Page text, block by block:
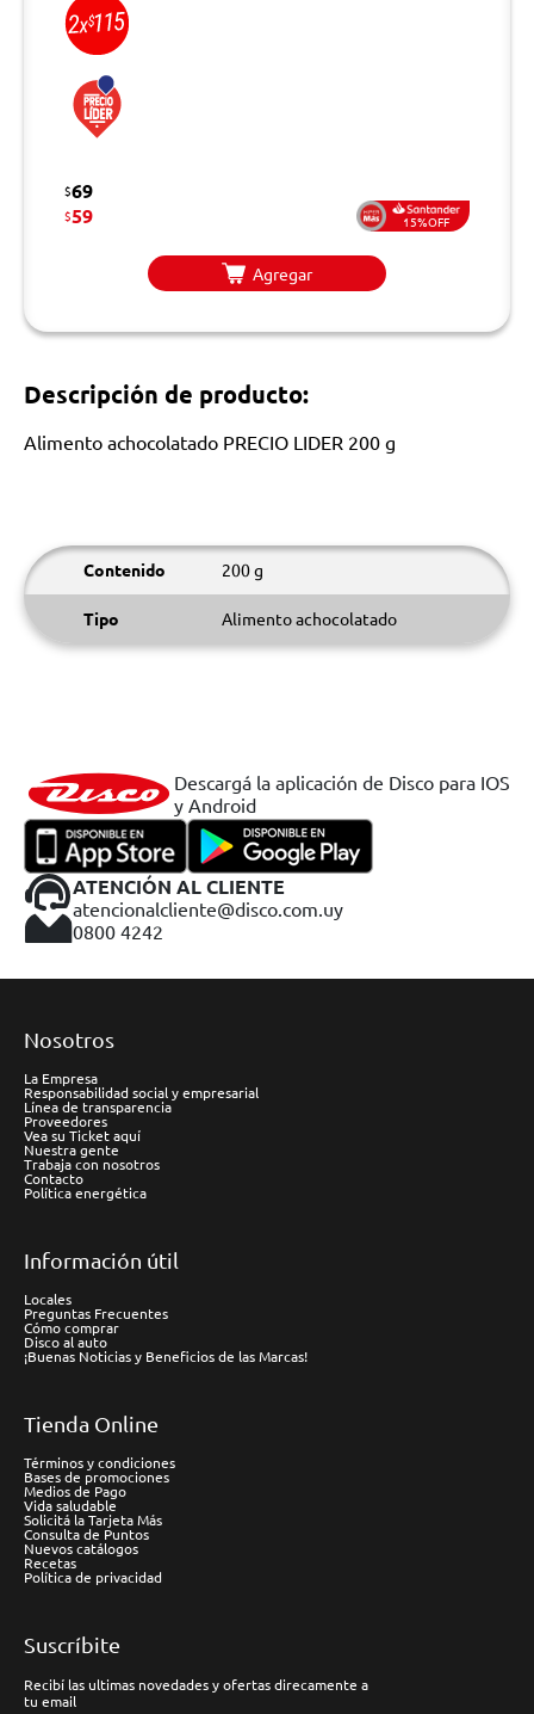
$69
$59 15%OFF
Agregar
Descripción de producto:
Alimento achocolatado PRECIO LIDER 200 g
Contenido 200 g
Tipo Alimento achocolatado
Descargá la aplicación de Disco para IOS
y Android
ATENCIÓN AL CLIENTE
atencionalcliente@disco.com.uy
0800 4242
Nosotros
La Empresa
Responsabilidad social y empresarial
Línea de transparencia
Proveedores
Vea su Ticket aquí
Nuestra gente
Trabaja con nosotros
Contacto
Política energética
Información útil
Locales
Preguntas Frecuentes
Cómo comprar
Disco al auto
¡Buenas Noticias y Beneficios de las Marcas!
Tienda Online
Términos y condiciones
Bases de promociones
Medios de Pago
Vida saludable
Solicitá la Tarjeta Más
Consulta de Puntos
Nuevos catálogos
Recetas
Política de privacidad
Suscríbite
Recibí las ultimas novedades y ofertas direcamente a
tu email